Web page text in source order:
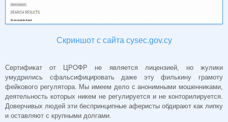
Скриншот с сайта cysec.gov.cy
Сертификат от ЦРОФР не является лицензией, но жулики
умудрились сфальсифицировать даже эту филькину грамоту
фейкового регулятора. Мы имеем дело с анонимными мошенниками,
деятельность которых никем не регулируется и не конторилируется.
Доверчивых людей эти беспринципные аферисты обдирают как липку
и оставляют с крупными долгами.